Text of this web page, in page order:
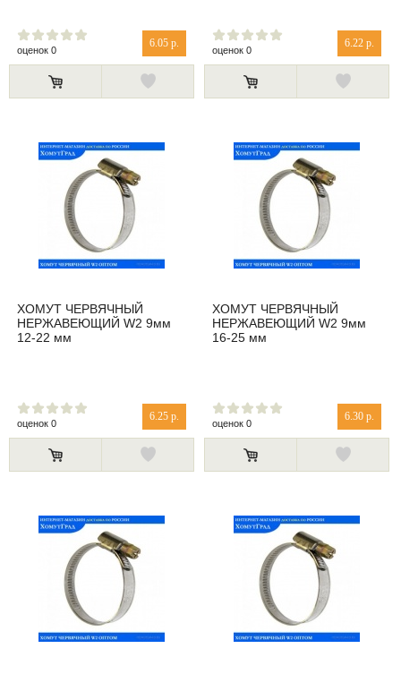
6.05 р.
оценок 0
6.22 р.
оценок 0
ХОМУТ ЧЕРВЯЧНЫЙ
НЕРЖАВЕЮЩИЙ W2 9мм
12-22 мм
6.25 р.
оценок 0
ХОМУТ ЧЕРВЯЧНЫЙ
НЕРЖАВЕЮЩИЙ W2 9мм
16-25 мм
6.30 р.
оценок 0